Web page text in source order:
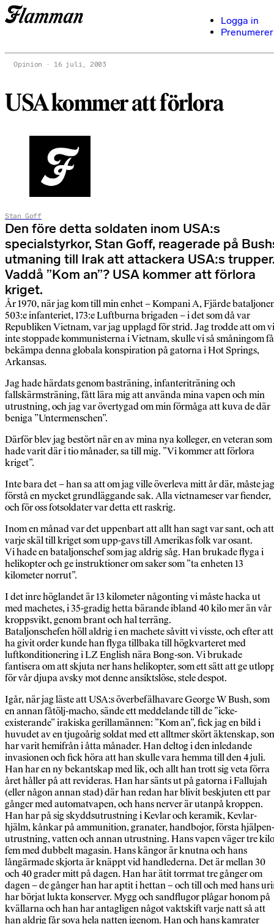
Logga in
Opinion 16 juli, 2003
USA kommer att förlora
Stan Goff
Den före detta soldaten inom USA:s
specialstyrkor, Stan Goff, reagerade på
utmaning till Irak att attackera USA:s
Vaddå ”Kom an”? USA kommer att förlora
kriget.
År 1970, när jag kom till min enhet – Kompani A, Fjärde
503:e infanteriet, 173:e Luftburna brigaden – i det som då var
Republiken Vietnam, var jag upplagd för strid. Jag trodde att om vi
inte stoppade kommunisterna i Vietnam, skulle vi så småningom få
bekämpa denna globala konspiration på gatorna i Hot Springs,
Arkansas.
Jag hade härdats genom basträning, infanteriträning och
fallskärmsträning, fått lära mig att använda mina vapen och min
utrustning, och jag var övertygad om min förmåga att kuva de där
beniga ”Untermenschen”.
Därför blev jag bestört när en av mina nya kolleger, en veteran som
hade varit där i tio månader, sa till mig. ”Vi kommer att förlora
kriget”.
Inte bara det – han sa att om jag ville överleva mitt år där, måste jag
förstå en mycket grundläggande sak. Alla vietnameser var fiender,
och för oss fotsoldater var detta ett raskrig.
Inom en månad var det uppenbart att allt han sagt var sant, och att
varje skäl till kriget som upp-gavs till Amerikas folk var osant.
Vi hade en bataljonschef som jag aldrig såg. Han brukade flyga i
helikopter och ge instruktioner om saker som ”ta enheten 13
kilometer norrut”.
I det inre höglandet är 13 kilometer någonting vi måste hacka ut
med machetes, i 35-gradig hetta bärande ibland 40 kilo mer än vår
kroppsvikt, genom brant och hal terräng.
Bataljonschefen höll aldrig i en machete såvitt vi visste, och efter att
ha givit order kunde han flyga tillbaka till högkvarteret med
luftkonditionering i LZ English nära Bong-son. Vi brukade
fantisera om att skjuta ner hans helikopter, som ett sätt att ge
för vår djupa avsky mot denne ansiktslöse, stele despot.
Igår, när jag läste att USA:s överbefälhavare George W Bush, som
en annan fåtölj-macho, sände ett meddelande till de ”icke-
existerande” irakiska gerillamännen: ”Kom an”, fick jag en bild i
huvudet av en tjugoårig soldat med ett alltmer skört äktenskap,
har varit hemifrån i åtta månader. Han deltog i den inledande
invasionen och fick höra att han skulle vara hemma till den 4 juli.
Han har en ny bekantskap med lik, och allt han trott sig veta förra
året håller på att revideras. Han har sänts ut på gatorna i Fallujah
(eller någon annan stad) där han redan har blivit beskjuten ett par
gånger med automatvapen, och hans nerver är utanpå kroppen.
Han har på sig skyddsutrustning i Kevlar och keramik, Kevlar-
hjälm, kånkar på ammunition, granater, handbojor, första hjälpen-
utrustning, vatten och annan utrustning. Hans vapen väger tre
fem med dubbelt magasin. Hans kängor är knutna och hans
långärmade skjorta är knäppt vid handlederna. Det är mellan 30
och 40 grader mitt på dagen. Han har ätit torrmat tre gånger om
dagen – de gånger han har aptit i hettan – och till och med hans
har börjat lukta konserver. Mygg och sandflugor plågar honom på
kvällarna och han har antagligen något vaktskift varje natt så att
han aldrig får sova hela natten igenom. Han och hans kamrater